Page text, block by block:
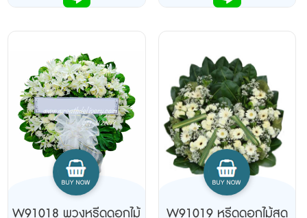
W91018 พวงหรีดดอกไม้ W91019 หรีดดอกไม้สด